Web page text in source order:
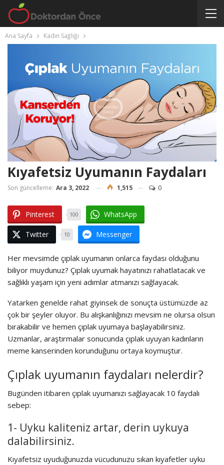
Ana Sayfa Kadın Sağlığı
Kıyafetsiz Uyumanın Faydaları
Son güncelleme: Ara 3, 2022 1,515 0
Pinterest 100 WhatsApp
Twitter 10 Messenger
Her mevsimde çıplak uyumanın onlarca faydası olduğunu
biliyor muydunuz? Çıplak uyumak hayatınızı rahatlatacak ve
sağlıklı yaşam için yeni adımlar atmanızı sağlayacak.
Yatarken genelde rahat giyinsek de sonuçta üstümüzde az
çok bir şeyler oluyor. Bu alışkanlığınızı mevsim ne olursa olsun
bırakabilir ve hemen çıplak uyumaya başlayabilirsiniz.
Uzmanlar, araştırmalar sonucunda çıplak uyuyan kadınların
meme kanserinden korunduğunu ortaya koymuştur.
Çıplak uyumanın faydaları nelerdir?
Bugünden itibaren çıplak uyumanızı sağlayacak 10 faydalı
sebep:
1- Uyku kaliteniz artar, derin uykuya
dalabilirsiniz.
Kıyafetsiz uyuduğunuzda vücudunuzu sıkan kıyafetler uyku